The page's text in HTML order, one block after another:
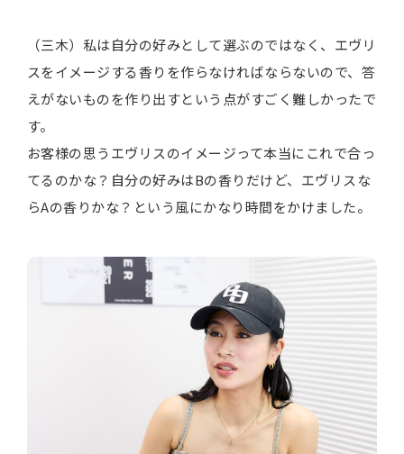
（三木）私は自分の好みとして選ぶのではなく、エヴリ
スをイメージする香りを作らなければならないので、答
えがないものを作り出すという点がすごく難しかったで
す。
お客様の思うエヴリスのイメージって本当にこれで合っ
てるのかな？自分の好みはBの香りだけど、エヴリスな
らAの香りかな？という風にかなり時間をかけました。